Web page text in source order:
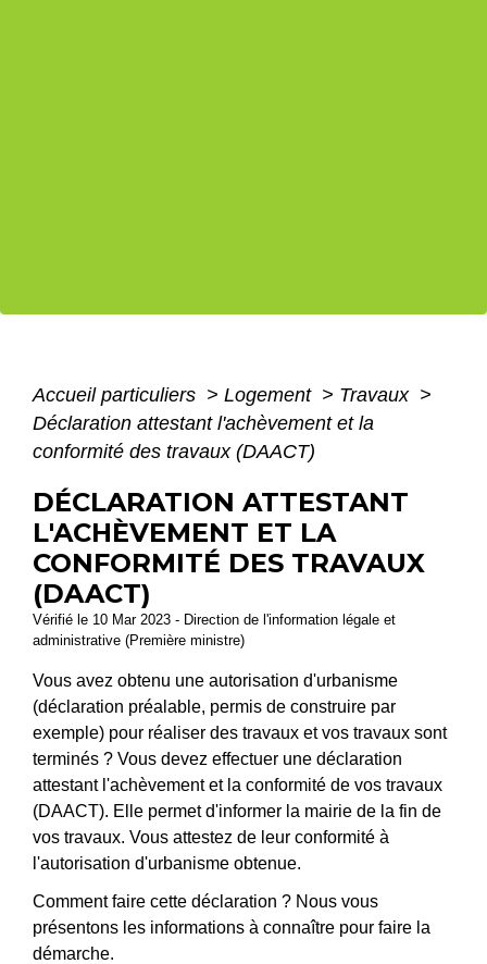
Accueil particuliers > Logement > Travaux >
Déclaration attestant l'achèvement et la
conformité des travaux (DAACT)
DÉCLARATION ATTESTANT
L'ACHÈVEMENT ET LA
CONFORMITÉ DES TRAVAUX
(DAACT)
Vérifié le 10 Mar 2023 - Direction de l'information légale et
administrative (Première ministre)
Vous avez obtenu une autorisation d'urbanisme
(déclaration préalable, permis de construire par
exemple) pour réaliser des travaux et vos travaux sont
terminés ? Vous devez effectuer une déclaration
attestant l'achèvement et la conformité de vos travaux
(DAACT). Elle permet d'informer la mairie de la fin de
vos travaux. Vous attestez de leur conformité à
l'autorisation d'urbanisme obtenue.
Comment faire cette déclaration ? Nous vous
présentons les informations à connaître pour faire la
démarche.